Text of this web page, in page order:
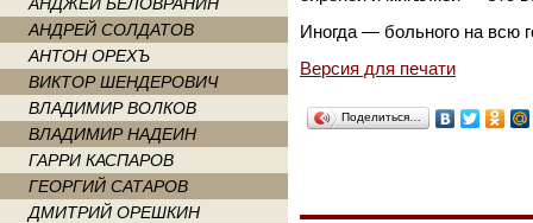
АНДРЕЙ СОЛДАТОВ
АНТОН ОРЕХЪ
ВИКТОР ШЕНДЕРОВИЧ
ВЛАДИМИР ВОЛКОВ
ВЛАДИМИР НАДЕИН
ГАРРИ КАСПАРОВ
ГЕОРГИЙ САТАРОВ
ДМИТРИЙ ОРЕШКИН
Иногда — больного на всю
Версия для печати
Поделиться…